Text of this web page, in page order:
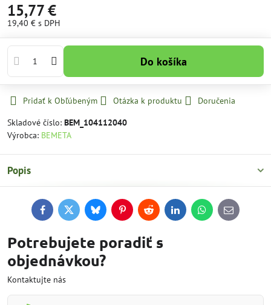
15,77 €
19,40 € s DPH
Do košíka
Pridať k Obľúbeným Otázka k produktu
Doručenia
Skladové číslo: BEM_104112040
Výrobca: BEMETA
Popis
FacebookTwitterBlueskyPinterestReddit LinkedInWhatsApp
E-
mail
Potrebujete poradiť s
objednávkou?
Kontaktujte nás